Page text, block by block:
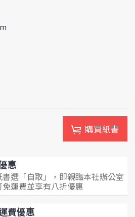
購買紙書
惠
選「自取」，即親臨本社辦公室
運費並享有八折優惠
費優惠